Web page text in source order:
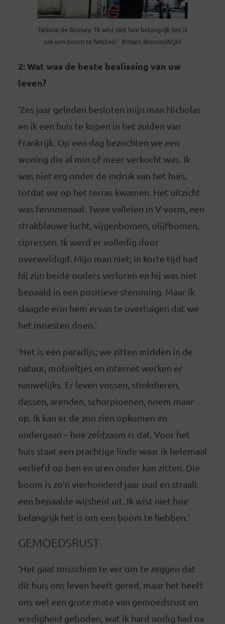
Tatiana de Rosnay: ‘Ik wist niet hoe belangrijk het is
om een boom te hebben.’ ©Marc Brester/AQM
2: Wat was de beste beslissing van uw
leven?
‘Zes jaar geleden besloten mijn man Nicholas
en ik een huis te kopen in het zuiden van
Frankrijk. Op een dag bezochten we een
woning die al min of meer verkocht was. Ik
was niet erg onder de indruk van het huis,
totdat we op het terras kwamen. Het uitzicht
was fenomenaal. Twee valleien in V-vorm, een
strakblauwe lucht, vijgenbomen, olijfbomen,
cipressen. Ik werd er volledig door
overweldigd. Mijn man niet; in korte tijd had
hij zijn beide ouders verloren en hij was niet
bepaald in een positieve stemming. Maar ik
slaagde erin hem ervan te overtuigen dat we
het moesten doen.’
‘Het is een paradijs; we zitten midden in de
natuur, mobieltjes en internet werken er
nauwelijks. Er leven vossen, stinkdieren,
dassen, arenden, schorpioenen, noem maar
op. Ik kan er de zon zien opkomen én
ondergaan – hoe zeldzaam is dat. Voor het
huis staat een prachtige linde waar ik helemaal
verliefd op ben en uren onder kan zitten. Die
boom is zo’n vierhonderd jaar oud en straalt
een bepaalde wijsheid uit. Ik wist niet hoe
belangrijk het is om een boom te hebben.’
GEMOEDSRUST
‘Het gaat misschien te ver om te zeggen dat
dit huis ons leven heeft gered, maar het heeft
ons wel een grote mate van gemoedsrust en
vredigheid geboden, wat ik hard nodig had na